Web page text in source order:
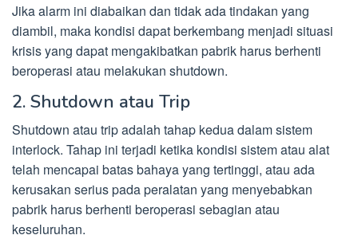
Jika alarm ini diabaikan dan tidak ada tindakan yang
diambil, maka kondisi dapat berkembang menjadi situasi
krisis yang dapat mengakibatkan pabrik harus berhenti
beroperasi atau melakukan shutdown.
2. Shutdown atau Trip
Shutdown atau trip adalah tahap kedua dalam sistem
interlock. Tahap ini terjadi ketika kondisi sistem atau alat
telah mencapai batas bahaya yang tertinggi, atau ada
kerusakan serius pada peralatan yang menyebabkan
pabrik harus berhenti beroperasi sebagian atau
keseluruhan.